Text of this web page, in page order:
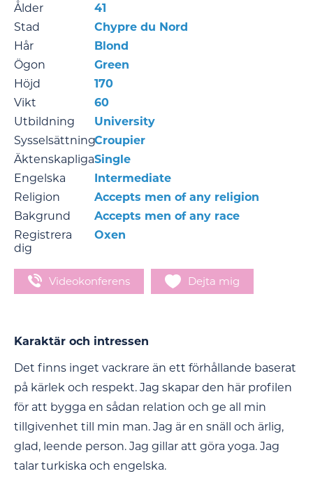
Ålder
41
Stad
Chypre du Nord
Hår
Blond
Ögon
Green
Höjd
170
Vikt
60
Utbildning
University
SysselsättningCroupier
ÄktenskapligaSingle
Engelska
Intermediate
Religion
Accepts men of any religion
Bakgrund
Accepts men of any race
Registrera
dig
Oxen
Videokonferens Dejta mig
Karaktär och intressen
Det finns inget vackrare än ett förhållande baserat
på kärlek och respekt. Jag skapar den här profilen
för att bygga en sådan relation och ge all min
tillgivenhet till min man. Jag är en snäll och ärlig,
glad, leende person. Jag gillar att göra yoga. Jag
talar turkiska och engelska.